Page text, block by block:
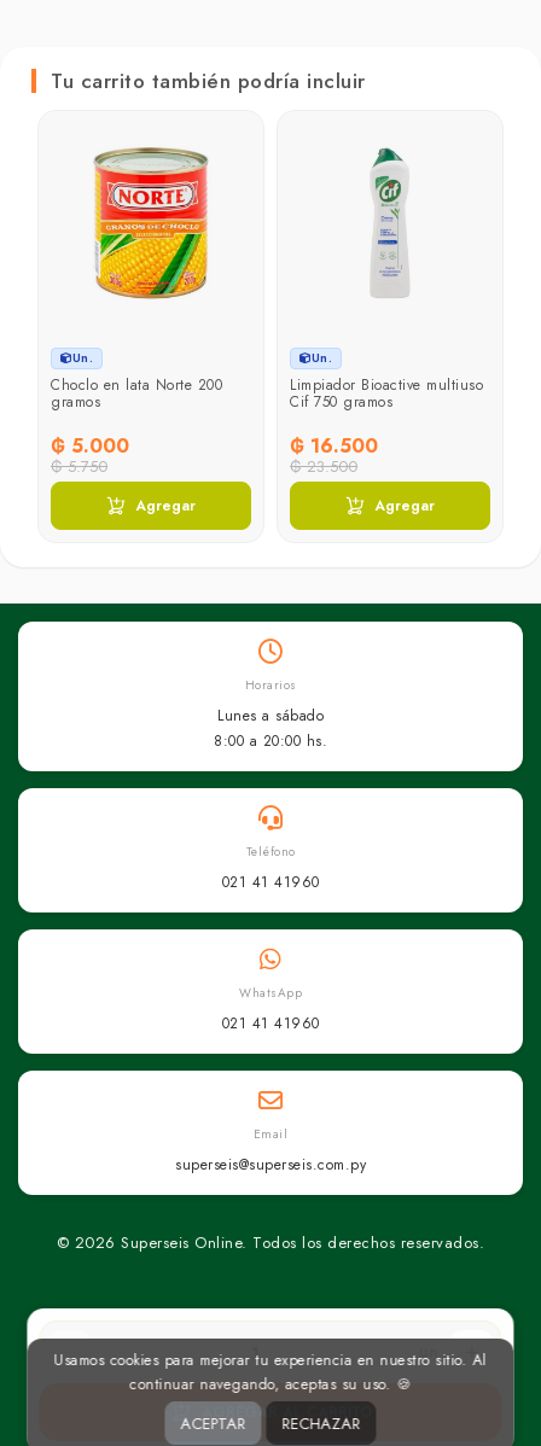
un
AGREGAR AL CARRITO
Tu carrito también podría incluir
Un.
Choclo en lata Norte 200
gramos
₲ 5.000
₲ 5.750
Agregar
Un.
Limpiador Bioactive multiuso
Cif 750 gramos
₲ 16.500
₲ 23.500
Agregar
Horarios
Lunes a sábado
8:00 a 20:00 hs.
Teléfono
021 41 41960
WhatsApp
021 41 41960
Email
superseis@superseis.com.py
© 2026 Superseis Online. Todos los derechos reservados.
Usamos cookies para mejorar tu experiencia en nuestro sitio. Al
continuar navegando, aceptas su uso. 🍪
ACEPTAR RECHAZAR